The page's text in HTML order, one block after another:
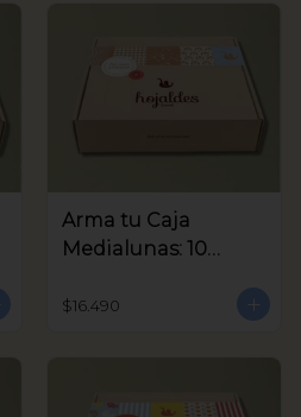
Arma tu Caja
Medialunas: 10
$16.490